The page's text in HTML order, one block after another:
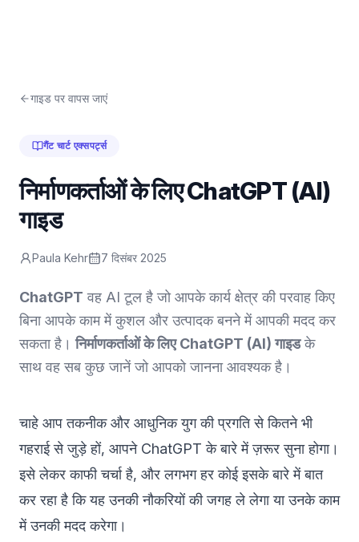
गाइड पर वापस जाएं
गैंट चार्ट एक्सपर्ट्स
निर्माणकर्ताओं के लिए ChatGPT (AI)
गाइड
Paula Kehr 7 दिसंबर 2025
ChatGPT वह AI टूल है जो आपके कार्य क्षेत्र की परवाह किए
बिना आपके काम में कुशल और उत्पादक बनने में आपकी मदद कर
सकता है।निर्माणकर्ताओं के लिए ChatGPT (AI) गाइडके
साथ वह सब कुछ जानें जो आपको जानना आवश्यक है।
चाहे आप तकनीक और आधुनिक युग की प्रगति से कितने भी
गहराई से जुड़े हों, आपने ChatGPT के बारे में ज़रूर सुना होगा।
इसे लेकर काफी चर्चा है, और लगभग हर कोई इसके बारे में बात
कर रहा है कि यह उनकी नौकरियों की जगह ले लेगा या उनके काम
में उनकी मदद करेगा।